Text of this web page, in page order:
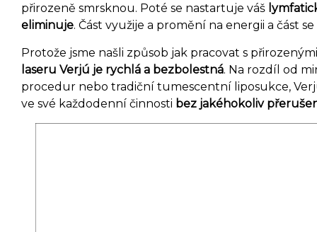
přirozeně smrsknou. Poté se nastartuje váš
eliminuje. Část využije a promění na energii a část
Protože jsme našli způsob jak pracovat s
laseru Verjú je rychlá a bezbolestná. Na rozdíl od
procedur nebo tradiční tumescentní liposukce,
ve své každodenní činnosti bez jakéhokoliv